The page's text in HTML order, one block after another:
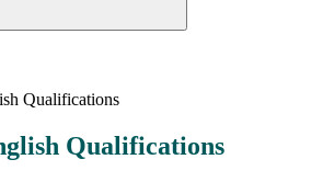
Qualifications
Qualifications